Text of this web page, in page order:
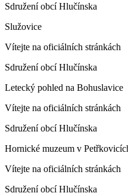
Sdružení obcí Hlučínska
Služovice
Vítejte na oficiálních stránkách
Sdružení obcí Hlučínska
Letecký pohled na Bohuslavice
Vítejte na oficiálních stránkách
Sdružení obcí Hlučínska
Hornické muzeum v
Vítejte na oficiálních stránkách
Sdružení obcí Hlučínska